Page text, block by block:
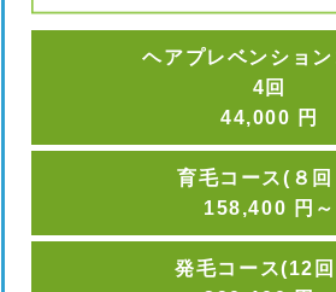
ヘアプレベンション
4回
44,000 円
育毛コース(８回
158,400 円 ～
発毛コース(12